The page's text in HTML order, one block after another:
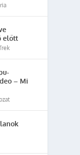
előtt
– Mi